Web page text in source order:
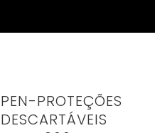
PEN-PROTEÇÕES
DESCARTÁVEIS